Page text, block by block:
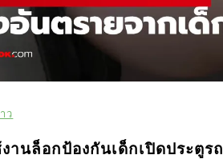
ว
านล็อกป้องกันเด็กเปิดประตูรถ